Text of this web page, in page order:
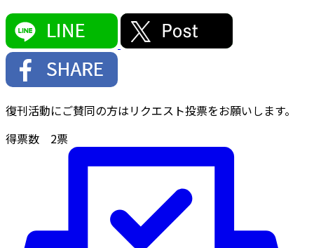
復刊活動にご賛同の方はリクエスト投票をお願いします。
得票数 2票